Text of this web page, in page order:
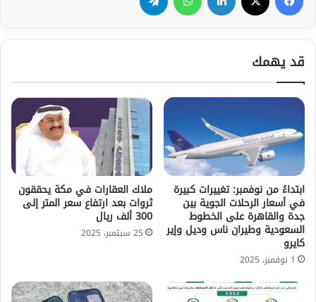
قد يهمك
ابتداءً من نوفمبر: تغييرات كبيرة
في أسعار الرحلات الجوية بين
جدة والقاهرة على الخطوط
السعودية وطيران ناس وديل وإير
كايرو
1 نوفمبر، 2025
ملاك العقارات في مكة يحققون
ثروات بعد ارتفاع سعر المتر إلى
300 ألف ريال
25 سبتمبر، 2025